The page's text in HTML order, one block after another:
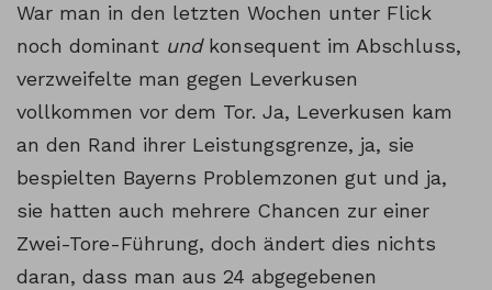
War man in den letzten Wochen unter Flick
noch dominant und konsequent im Abschluss,
verzweifelte man gegen Leverkusen
vollkommen vor dem Tor. Ja, Leverkusen kam
an den Rand ihrer Leistungsgrenze, ja, sie
bespielten Bayerns Problemzonen gut und ja,
sie hatten auch mehrere Chancen zur einer
Zwei-Tore-Führung, doch ändert dies nichts
daran, dass man aus 24 abgegebenen